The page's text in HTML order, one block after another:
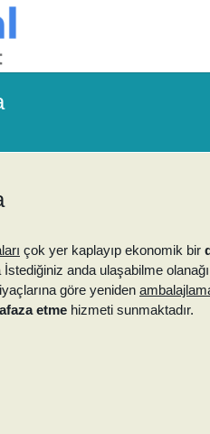
çok yer kaplayıp ekonomik bir
anda ulaşabilme
göre yeniden
etme hizmeti sunmaktadır.